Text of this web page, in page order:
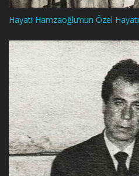
Hayati Hamzaoğlu’nun Özel Hayatı